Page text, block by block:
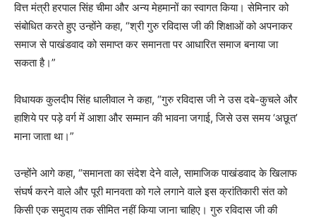
वित्त मंत्री हरपाल सिंह चीमा और अन्य मेहमानों का स्वागत किया। सेमिनार को
संबोधित करते हुए उन्होंने कहा, “श्री गुरु रविदास जी की शिक्षाओं को अपनाकर
समाज से पाखंडवाद को समाप्त कर समानता पर आधारित समाज बनाया जा
सकता है।”
विधायक कुलदीप सिंह धालीवाल ने कहा, “गुरु रविदास जी ने उस दबे-कुचले और
हाशिये पर पड़े वर्ग में आशा और सम्मान की भावना जगाई, जिसे उस समय ‘अछूत’
माना जाता था।”
उन्होंने आगे कहा, “समानता का संदेश देने वाले, सामाजिक पाखंडवाद के खिलाफ
संघर्ष करने वाले और पूरी मानवता को गले लगाने वाले इस क्रांतिकारी संत को
किसी एक समुदाय तक सीमित नहीं किया जाना चाहिए। गुरु रविदास जी की